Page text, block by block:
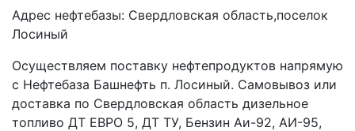
Адрес нефтебазы: Свердловская область,поселок
Лосиный
Осуществляем поставку нефтепродуктов напрямую
с Нефтебаза Башнефть п. Лосиный. Самовывоз или
доставка по Свердловская область дизельное
топливо ДТ ЕВРО 5, ДТ ТУ, Бензин Аи-92, АИ-95,
Место доставки